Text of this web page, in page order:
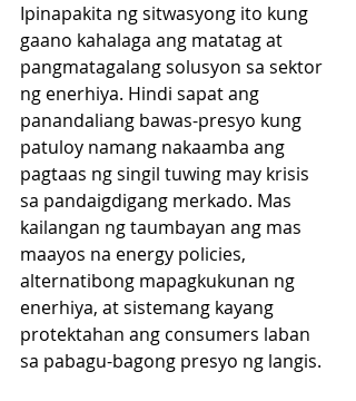
Ipinapakita ng sitwasyong ito kung
gaano kahalaga ang matatag at
pangmatagalang solusyon sa sektor
ng enerhiya. Hindi sapat ang
panandaliang bawas-presyo kung
patuloy namang nakaamba ang
pagtaas ng singil tuwing may krisis
sa pandaigdigang merkado. Mas
kailangan ng taumbayan ang mas
maayos na energy policies,
alternatibong mapagkukunan ng
enerhiya, at sistemang kayang
protektahan ang consumers laban
sa pabagu-bagong presyo ng langis.